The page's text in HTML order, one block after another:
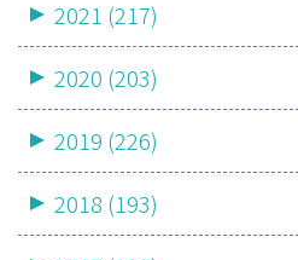
2021 (217)
2020 (203)
2019 (226)
2018 (193)